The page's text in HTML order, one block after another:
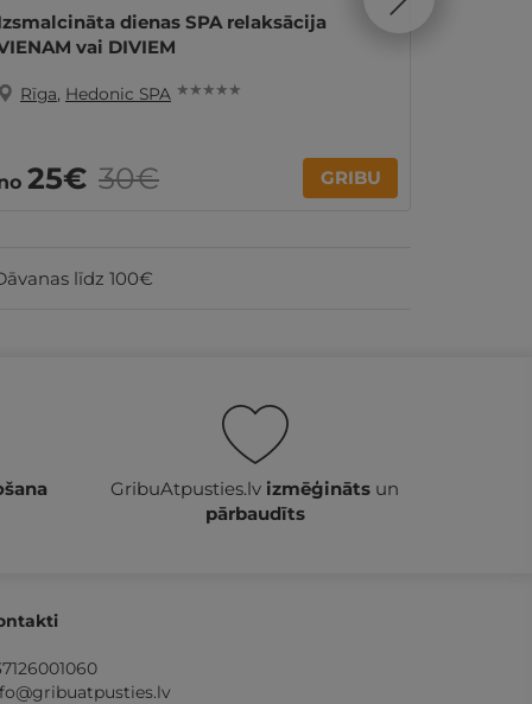
dienas SPA relaksācija
vai DIVIEM
Rīga, Hedonic SPA ★ ★ ★ ★ ★
25€ 30€ GRIBU
līdz 100€
GribuAtpusties.lv izmēģināts un
pārbaudīts